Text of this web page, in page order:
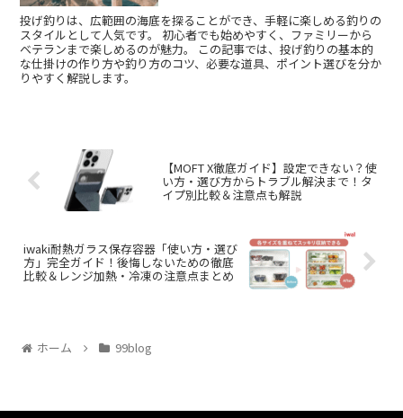
投げ釣りは、広範囲の海底を探ることができ、手軽に楽しめる釣りの
スタイルとして人気です。 初心者でも始めやすく、ファミリーから
ベテランまで楽しめるのが魅力。 この記事では、投げ釣りの基本的
な仕掛けの作り方や釣り方のコツ、必要な道具、ポイント選びを分か
りやすく解説します。
【MOFT X徹底ガイド】設定できない？使
い方・選び方からトラブル解決まで！タ
イプ別比較＆注意点も解説
iwaki耐熱ガラス保存容器「使い方・選び
方」完全ガイド！後悔しないための徹底
比較＆レンジ加熱・冷凍の注意点まとめ
ホーム 99blog